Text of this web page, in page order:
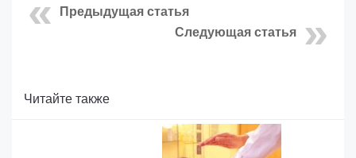
Предыдущая статья
Следующая статья
Читайте также